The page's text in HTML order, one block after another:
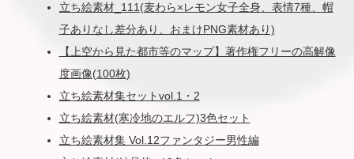
立ち絵素材_111(麦わら×レモン女子全身、表情7種、帽
子ありなし差分あり、おまけPNG素材あり)
【上空から見た都市等のマップ】著作権フリーの高解像
度画像(100枚)
立ち絵素材集セットvol.1・2
立ち絵素材(寒冷地のエルフ)3色セット
立ち絵素材集 Vol.12ファンタジー男性編